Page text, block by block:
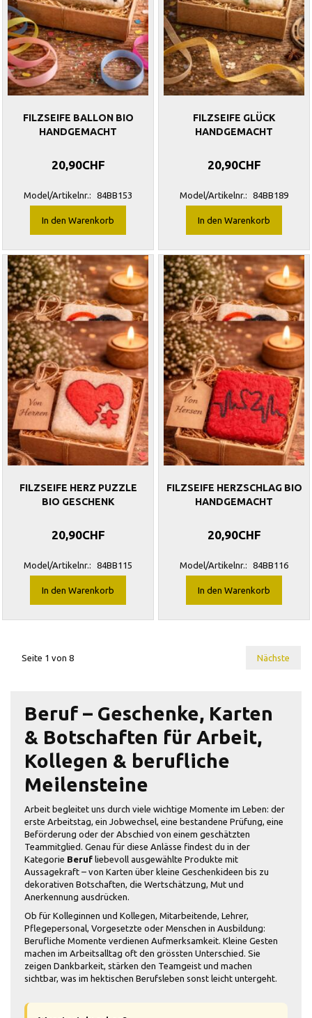
FILZSEIFE BALLON BIO
HANDGEMACHT
20,90CHF
Model/Artikelnr.: 84BB153
In den Warenkorb
FILZSEIFE GLÜCK
HANDGEMACHT
20,90CHF
Model/Artikelnr.: 84BB189
In den Warenkorb
FILZSEIFE HERZ PUZZLE
BIO GESCHENK
20,90CHF
Model/Artikelnr.: 84BB115
In den Warenkorb
FILZSEIFE HERZSCHLAG BIO
HANDGEMACHT
20,90CHF
Model/Artikelnr.: 84BB116
In den Warenkorb
Seite 1 von 8 Nächste
Beruf – Geschenke, Karten
& Botschaften für Arbeit,
Kollegen & berufliche
Meilensteine
Arbeit begleitet uns durch viele wichtige Momente im Leben: der
erste Arbeitstag, ein Jobwechsel, eine bestandene Prüfung, eine
Beförderung oder der Abschied von einem geschätzten
Teammitglied. Genau für diese Anlässe findest du in der
Kategorie Beruf liebevoll ausgewählte Produkte mit
Aussagekraft – von Karten über kleine Geschenkideen bis zu
dekorativen Botschaften, die Wertschätzung, Mut und
Anerkennung ausdrücken.
Ob für Kolleginnen und Kollegen, Mitarbeitende, Lehrer,
Pflegepersonal, Vorgesetzte oder Menschen in Ausbildung:
Berufliche Momente verdienen Aufmerksamkeit. Kleine Gesten
machen im Arbeitsalltag oft den grössten Unterschied. Sie
zeigen Dankbarkeit, stärken den Teamgeist und machen
sichtbar, was im hektischen Berufsleben sonst leicht untergeht.